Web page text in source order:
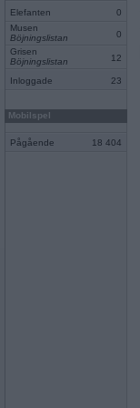
Elefanten
0
Musen
Böjningslistan
0
Grisen
Böjningslistan
12
Inloggade 23
Mobilspel
Pågående 18 404